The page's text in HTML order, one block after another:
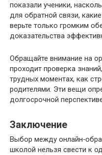
показали ученики,
для обратной связи,
верьте только громким
доказательства
Обращайте внимание на
проходит проверка
трудных моментах, как
родителями. Эти вещи
долгосрочной
Заключение
Выбор между
школой нельзя свести к